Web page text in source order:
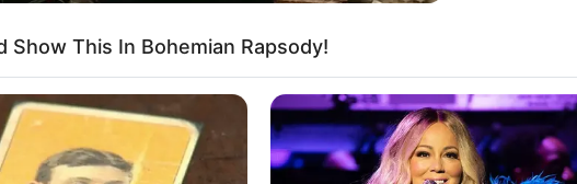
Show This In Bohemian Rapsody!